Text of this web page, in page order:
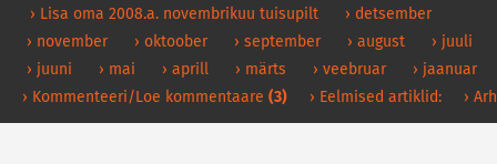
› Lisa oma 2008.a. novembrikuu tuisupilt
› detsember
› november
› oktoober › september › august
› juuli
› juuni
› mai › aprill › märts › veebruar
› jaanuar
› Kommenteeri/Loe kommentaare (3) › Eelmised artiklid: ›